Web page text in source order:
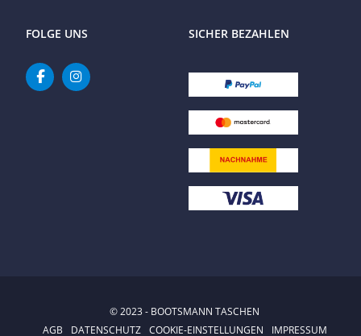
FOLGE UNS SICHER BEZAHLEN
© 2023 - BOOTSMANN TASCHEN
AGB
DATENSCHUTZ COOKIE-EINSTELLUNGEN IMPRESSUM